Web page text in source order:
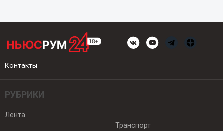
Контакты
РУБРИКИ
Лента
Транспорт